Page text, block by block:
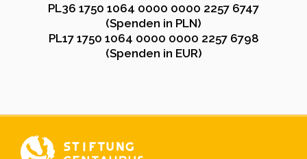
PL36 1750 1064 0000 0000 2257 6747
(Spenden in PLN)
PL17 1750 1064 0000 0000 2257 6798
(Spenden in EUR)